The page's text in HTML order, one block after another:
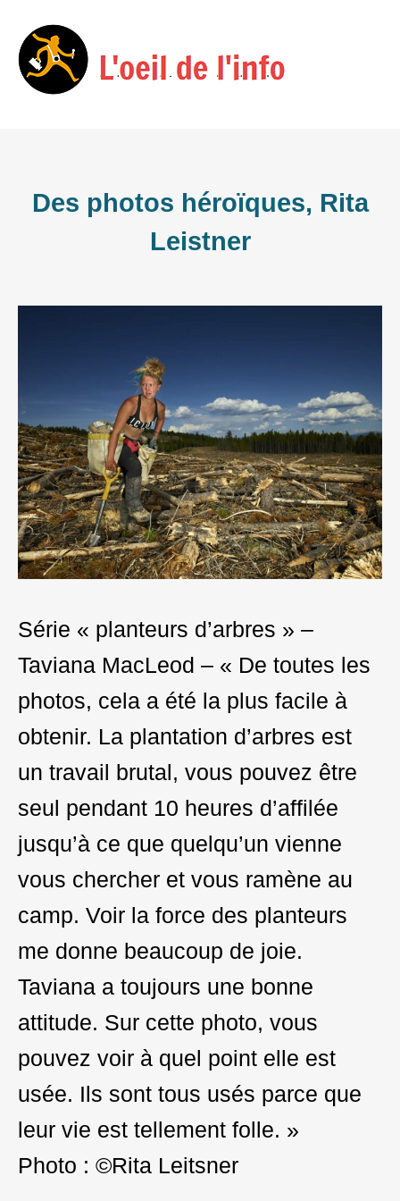
Skip
to
Des photos héroïques, Rita
Leistner
Série « planteurs d’arbres » –
Taviana MacLeod – « De toutes les
photos, cela a été la plus facile à
obtenir. La plantation d’arbres est
un travail brutal, vous pouvez être
seul pendant 10 heures d’affilée
jusqu’à ce que quelqu’un vienne
vous chercher et vous ramène au
camp. Voir la force des planteurs
me donne beaucoup de joie.
Taviana a toujours une bonne
attitude. Sur cette photo, vous
pouvez voir à quel point elle est
usée. Ils sont tous usés parce que
leur vie est tellement folle. »
Photo : ©Rita Leitsner